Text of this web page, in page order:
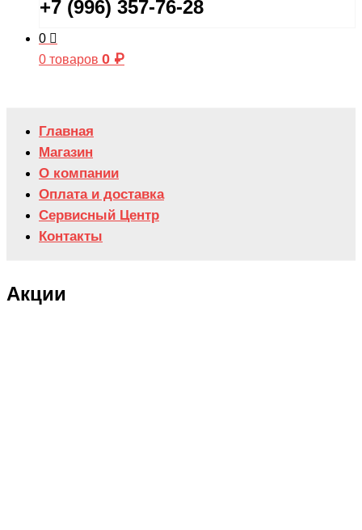
+7 (996) 357-76-28
0
0 товаров 0 ₽
Главная
Магазин
О компании
Оплата и доставка
Сервисный Центр
Контакты
Акции